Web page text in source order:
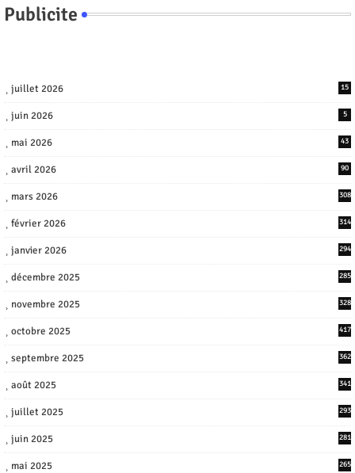
Publicite
juillet 2026 15
juin 2026 5
mai 2026 43
avril 2026 90
mars 2026 308
février 2026 314
janvier 2026 294
décembre 2025 285
novembre 2025 328
octobre 2025 417
septembre 2025 362
août 2025 341
juillet 2025 293
juin 2025 281
mai 2025 265